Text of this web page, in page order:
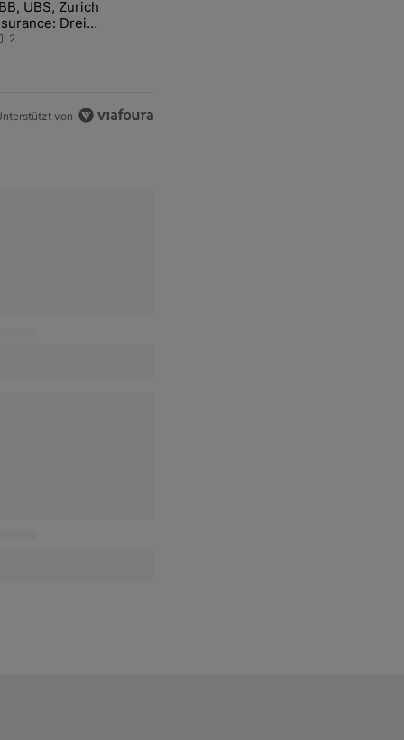
der Zentralbanken könnte Goldpreis weiter belasten" mit 5
mit dem Titel "ABB, UBS, Zurich Insurance: Drei Schweizer
UBS, Zurich
Drei
Aktien auf der
2
von